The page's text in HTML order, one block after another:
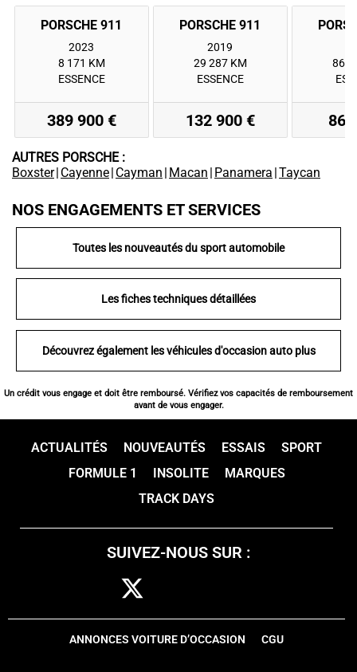
2023
8 171 KM
ESSENCE
389 900 €
2019
29 287 KM
ESSENCE
132 900 €
86
86
AUTRES PORSCHE :
Boxster| Cayenne| Cayman | Macan | Panamera |Taycan
NOS ENGAGEMENTS ET SERVICES
Toutes les nouveautés du sport automobile
Les fiches techniques détaillées
Découvrez également les véhicules d'occasion auto plus
Un crédit vous engage et doit être remboursé. Vérifiez vos capacités de remboursement
avant de vous engager.
ACTUALITÉS NOUVEAUTÉS ESSAIS
SPORT
FORMULE 1
INSOLITE
MARQUES
TRACK DAYS
SUIVEZ-NOUS SUR :
ANNONCES VOITURE D’OCCASION CGU